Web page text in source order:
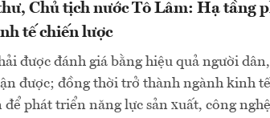
Chủ tịch nước Tô Lâm: Hạ tầng
tế chiến lược
được đánh giá bằng hiệu quả người
được; đồng thời trở thành ngành kinh
phát triển năng lực sản xuất, công